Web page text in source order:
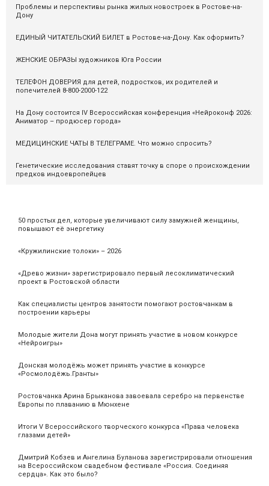
50 простых дел, которые увеличивают силу замужней женщины,
повышают её энергетику
«Кружилинские толоки» – 2026
«Древо жизни» зарегистрировало первый лесоклиматический
проект в Ростовской области
Как специалисты центров занятости помогают ростовчанкам в
построении карьеры
Молодые жители Дона могут принять участие в новом конкурсе
«Нейроигры»
Донская молодёжь может принять участие в конкурсе
«Росмолодёжь.Гранты»
Ростовчанка Арина Брыканова завоевала серебро на первенстве
Европы по плаванию в Мюнхене
Итоги V Всероссийского творческого конкурса «Права человека
глазами детей»
Дмитрий Кобзев и Ангелина Буланова зарегистрировали отношения
на Всероссийском свадебном фестивале «Россия. Соединяя
сердца». Как это было?
Проблемы и перспективы рынка жилых новостроек в Ростове-на-
Дону
ЕДИНЫЙ ЧИТАТЕЛЬСКИЙ БИЛЕТ в Ростове-на-Дону. Как оформить?
ЖЕНСКИЕ ОБРАЗЫ художников Юга России
ТЕЛЕФОН ДОВЕРИЯ для детей, подростков, их родителей и
попечителей 8-800-2000-122
На Дону состоится IV Всероссийская конференция «Нейроконф 2026:
Аниматор – продюсер города»
МЕДИЦИНСКИЕ ЧАТЫ В ТЕЛЕГРАМЕ. Что можно спросить?
Генетические исследования ставят точку в споре о происхождении
предков индоевропейцев